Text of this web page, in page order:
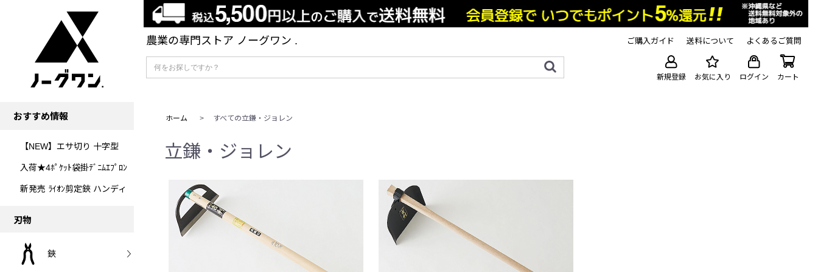
農業の専門ストア ノーグワン . ご購入ガイド 送料について よくあるご質問
新規登録 お気に入り ログイン カート
おすすめ情報
【NEW】エサ切り 十字型
入荷★4ﾎﾟｹｯﾄ袋掛ﾃﾞﾆﾑｴﾌﾟﾛﾝ
新発売 ﾗｲｵﾝ剪定鋏 ハンディ
刃物
鋏
ホーム > すべての立鎌・ジョレン
立鎌・ジョレン